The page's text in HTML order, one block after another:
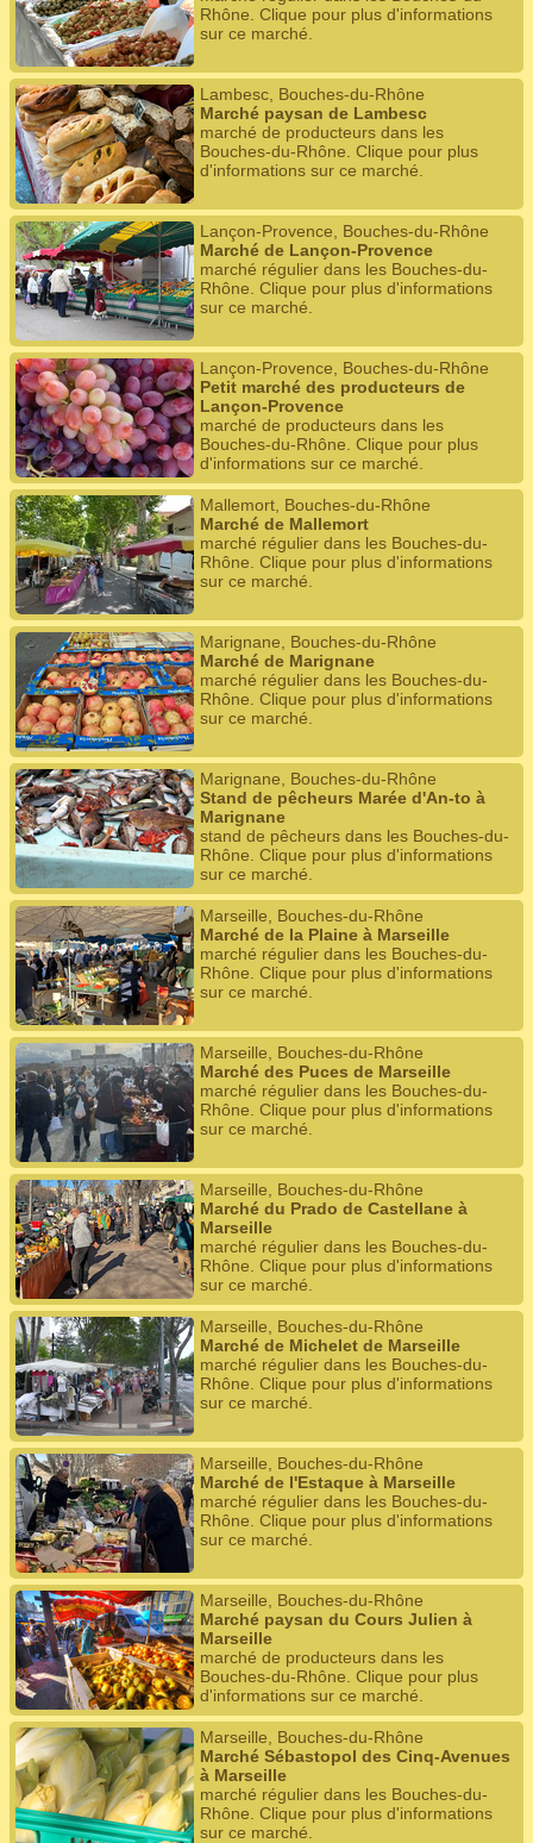
Rhône. Clique pour plus d'informations
sur ce marché.
Lambesc, Bouches-du-Rhône
Marché paysan de Lambesc
marché de producteurs dans les
Bouches-du-Rhône. Clique pour plus
d'informations sur ce marché.
Lançon-Provence, Bouches-du-Rhône
Marché de Lançon-Provence
marché régulier dans les Bouches-du-
Rhône. Clique pour plus d'informations
sur ce marché.
Lançon-Provence, Bouches-du-Rhône
Petit marché des producteurs de
Lançon-Provence
marché de producteurs dans les
Bouches-du-Rhône. Clique pour plus
d'informations sur ce marché.
Mallemort, Bouches-du-Rhône
Marché de Mallemort
marché régulier dans les Bouches-du-
Rhône. Clique pour plus d'informations
sur ce marché.
Marignane, Bouches-du-Rhône
Marché de Marignane
marché régulier dans les Bouches-du-
Rhône. Clique pour plus d'informations
sur ce marché.
Marignane, Bouches-du-Rhône
Stand de pêcheurs Marée d'An-to à
Marignane
stand de pêcheurs dans les Bouches-du-
Rhône. Clique pour plus d'informations
sur ce marché.
Marseille, Bouches-du-Rhône
Marché de la Plaine à Marseille
marché régulier dans les Bouches-du-
Rhône. Clique pour plus d'informations
sur ce marché.
Marseille, Bouches-du-Rhône
Marché des Puces de Marseille
marché régulier dans les Bouches-du-
Rhône. Clique pour plus d'informations
sur ce marché.
Marseille, Bouches-du-Rhône
Marché du Prado de Castellane à
Marseille
marché régulier dans les Bouches-du-
Rhône. Clique pour plus d'informations
sur ce marché.
Marseille, Bouches-du-Rhône
Marché de Michelet de Marseille
marché régulier dans les Bouches-du-
Rhône. Clique pour plus d'informations
sur ce marché.
Marseille, Bouches-du-Rhône
Marché de l'Estaque à Marseille
marché régulier dans les Bouches-du-
Rhône. Clique pour plus d'informations
sur ce marché.
Marseille, Bouches-du-Rhône
Marché paysan du Cours Julien à
Marseille
marché de producteurs dans les
Bouches-du-Rhône. Clique pour plus
d'informations sur ce marché.
Marseille, Bouches-du-Rhône
Marché Sébastopol des Cinq-Avenues
à Marseille
marché régulier dans les Bouches-du-
Rhône. Clique pour plus d'informations
sur ce marché.